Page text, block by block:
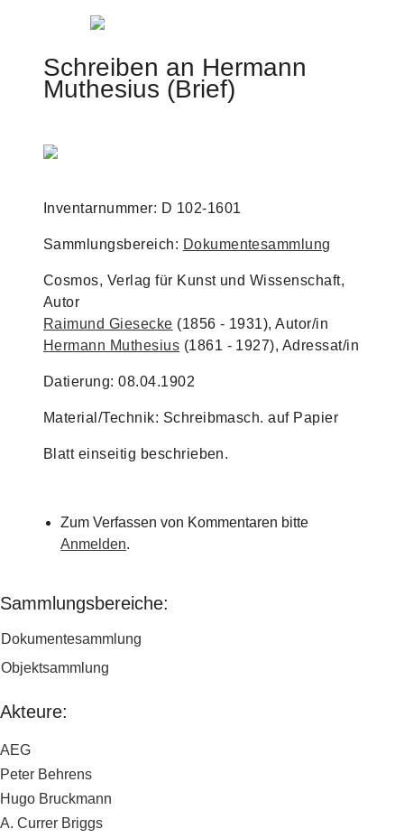
Jump to navigation
Schreiben an Hermann
Muthesius (Brief)
Inventarnummer: D 102-1601
Sammlungsbereich: Dokumentesammlung
Cosmos, Verlag für Kunst und Wissenschaft,
Autor
Raimund Giesecke (1856 - 1931), Autor/in
Hermann Muthesius (1861 - 1927), Adressat/in
Datierung: 08.04.1902
Material/Technik: Schreibmasch. auf Papier
Blatt einseitig beschrieben.
Zum Verfassen von Kommentaren bitte
Anmelden.
Sammlungsbereiche:
Dokumentesammlung
Objektsammlung
Akteure:
AEG
Peter Behrens
Hugo Bruckmann
A. Currer Briggs